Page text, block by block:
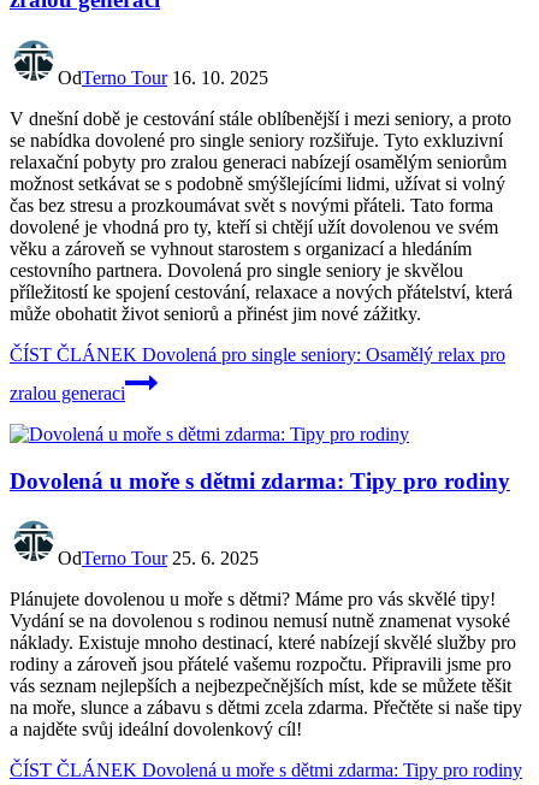
OdTerno Tour 16. 10. 2025
V dnešní době je cestování stále oblíbenější i mezi seniory, a proto
se nabídka dovolené pro single seniory rozšiřuje. Tyto exkluzivní
relaxační pobyty pro zralou generaci nabízejí osamělým seniorům
možnost setkávat se s podobně smýšlejícími lidmi, užívat si volný
čas bez stresu a prozkoumávat svět s novými přáteli. Tato forma
dovolené je vhodná pro ty, kteří si chtějí užít dovolenou ve svém
věku a zároveň se vyhnout starostem s organizací a hledáním
cestovního partnera. Dovolená pro single seniory je skvělou
příležitostí ke spojení cestování, relaxace a nových přátelství, která
může obohatit život seniorů a přinést jim nové zážitky.
ČÍST ČLÁNEK Dovolená pro single seniory: Osamělý relax pro
zralou generaci
Dovolená u moře s dětmi zdarma: Tipy pro rodiny
OdTerno Tour 25. 6. 2025
Plánujete dovolenou u moře s dětmi? Máme pro vás skvělé tipy!
Vydání se na dovolenou s rodinou nemusí nutně znamenat vysoké
náklady. Existuje mnoho destinací, které nabízejí skvělé služby pro
rodiny a zároveň jsou přátelé vašemu rozpočtu. Připravili jsme pro
vás seznam nejlepších a nejbezpečnějších míst, kde se můžete těšit
na moře, slunce a zábavu s dětmi zcela zdarma. Přečtěte si naše tipy
a najděte svůj ideální dovolenkový cíl!
ČÍST ČLÁNEK Dovolená u moře s dětmi zdarma: Tipy pro rodiny